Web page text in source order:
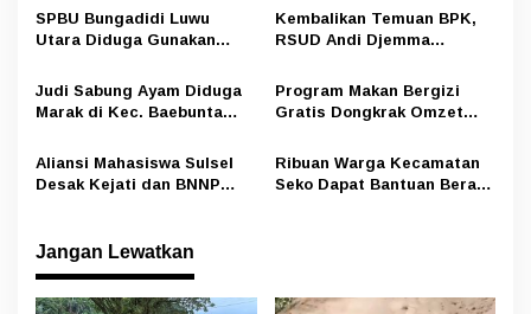
p
o
s
Amankan Terduga Pelaku
Bandang Masamba
SPBU Bungadidi Luwu
Utara Diduga Gunakan
Pelangsir BBM Subsidi
Kembalikan Temuan BPK,
RSUD Andi Djemma
Perawat
Judi Sabung Ayam Diduga
Marak di Kec. Baebunta
Desa Sempat Tawarkan
Uang ke Wartawan Namun
Program Makan Bergizi
Gratis Dongkrak Omzet
Aliansi Mahasiswa Sulsel
Desak Kejati dan BNNP
Ribuan Warga Kecamatan
Seko Dapat Bantuan Beras
Jangan Lewatkan